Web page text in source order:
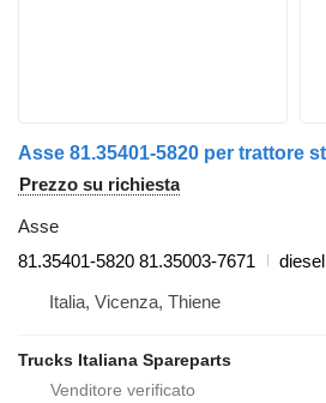
Prezzo su richiesta
Asse
81.35401-5820 81.35003-7671
diesel
Italia, Vicenza, Thiene
Trucks Italiana Spareparts